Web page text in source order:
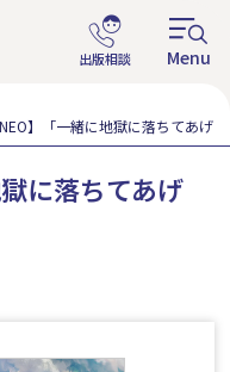
】「一緒に地獄に落ちてあげ
に落ちてあげ